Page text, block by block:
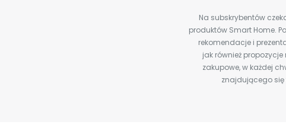
Na subskrybentów
produktów Smart Home.
rekomendacje i
jak również
zakupowe, w każdej
znajdującego się